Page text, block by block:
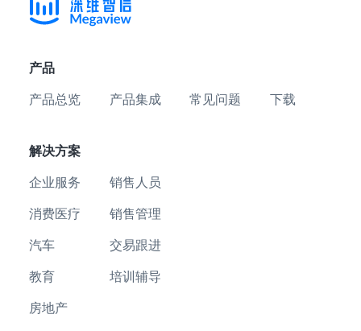
产品
产品总览 产品集成 常见问题 下载
解决方案
企业服务
消费医疗
汽车
教育
房地产
销售人员
销售管理
交易跟进
培训辅导